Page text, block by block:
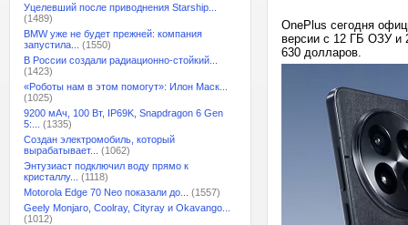
Уцелевший после приводнения Starship...
(1489)
BMW уже не будет прежней: компания
запустила...
(1550)
В России создали радиационно-стойкий...
(1423)
«Роботы нам в этом помогут»: Илон Маск...
(1025)
9200 мАч, 100 Вт, IP69K, Snapdragon 6 Gen
5:...
(1335)
Создан электромобиль, который
вырабатывает...
(1062)
Энтузиаст подключил воду прямо к
кристаллу...
(1118)
Motorola Edge 70 Neo показали до...
(1557)
Geely Monjaro, Coolray, Cityray и Okavango...
(1012)
OnePlus сегодня
версии с 12 ГБ ОЗУ и
630 долларов.